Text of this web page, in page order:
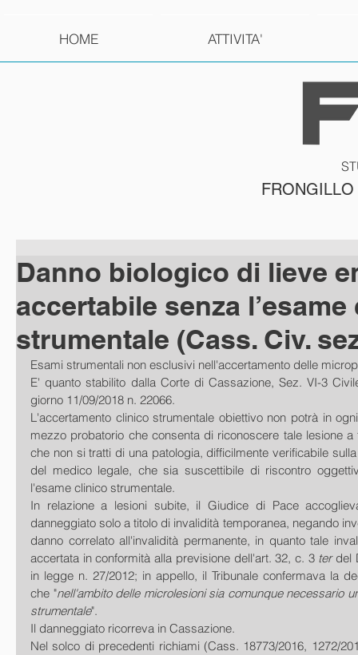
HOME ATTIVITA'
Danno biologico di lieve
accertabile senza
strumentale (Cass. Civ.
Esami strumentali non esclusivi nell'accertamento delle
E' quanto stabilito dalla Corte di Cassazione, Sez. VI-3
giorno 11/09/2018 n. 22066.
L'accertamento clinico strumentale obiettivo non potrà in
mezzo probatorio che consenta di riconoscere tale lesione
che non si tratti di una patologia, difficilmente verificabile
del medico legale, che sia suscettibile di riscontro
l'esame clinico strumentale.
In relazione a lesioni subite, il Giudice di Pace
danneggiato solo a titolo di invalidità temporanea, negando
danno correlato all'invalidità permanente, in quanto tale
accertata in conformità alla previsione dell'art. 32, c. 3 ter del
in legge n. 27/2012; in appello, il Tribunale confermava la
che "nell'ambito delle microlesioni sia comunque necessario
strumentale".
Il danneggiato ricorreva in Cassazione.
Nel solco di precedenti richiami (Cass. 18773/2016, 1272/